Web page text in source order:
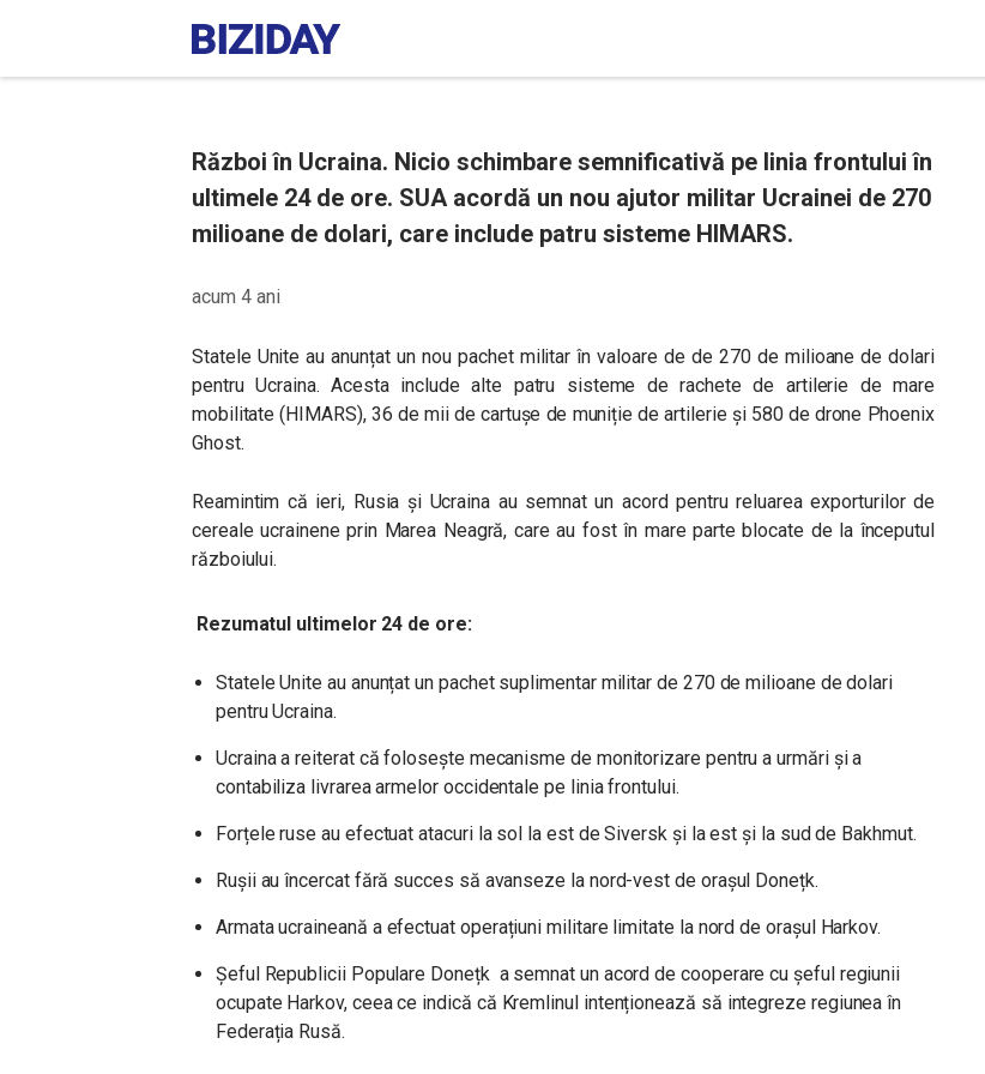
Război în Ucraina. Nicio schimbare semnificativă pe linia frontului în
ultimele 24 de ore. SUA acordă un nou ajutor militar Ucrainei de 270
milioane de dolari, care include patru sisteme HIMARS.
acum 4 ani
Statele Unite au anunțat un nou pachet militar în valoare de de 270 de milioane de dolari
pentru Ucraina. Acesta include alte patru sisteme de rachete de artilerie de mare
mobilitate (HIMARS), 36 de mii de cartușe de muniție de artilerie și 580 de drone Phoenix
Ghost.
Reamintim că ieri, Rusia și Ucraina au semnat un acord pentru reluarea exporturilor de
cereale ucrainene prin Marea Neagră, care au fost în mare parte blocate de la începutul
războiului.
Rezumatul ultimelor 24 de ore:
Statele Unite au anunțat un pachet suplimentar militar de 270 de milioane de dolari
pentru Ucraina.
Ucraina a reiterat că folosește mecanisme de monitorizare pentru a urmări și a
contabiliza livrarea armelor occidentale pe linia frontului.
Forțele ruse au efectuat atacuri la sol la est de Siversk și la est și la sud de Bakhmut.
Rușii au încercat fără succes să avanseze la nord-vest de orașul Donețk.
Armata ucraineană a efectuat operațiuni militare limitate la nord de orașul Harkov.
Șeful Republicii Populare Donețk a semnat un acord de cooperare cu șeful regiunii
ocupate Harkov, ceea ce indică că Kremlinul intenționează să integreze regiunea în
Federația Rusă.